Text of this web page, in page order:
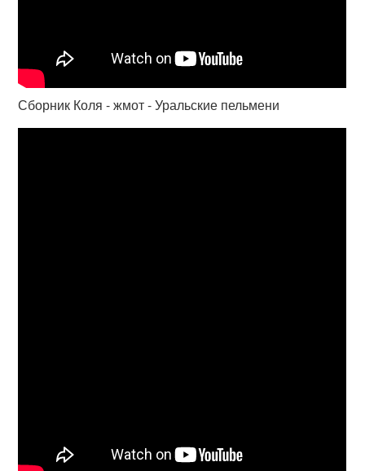
Сборник Коля - жмот - Уральские пельмени